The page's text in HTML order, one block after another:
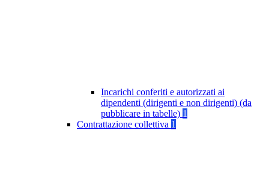
Incarichi conferiti e autorizzati ai
dipendenti (dirigenti e non dirigenti) (da
pubblicare in tabelle) 1
Contrattazione collettiva 1